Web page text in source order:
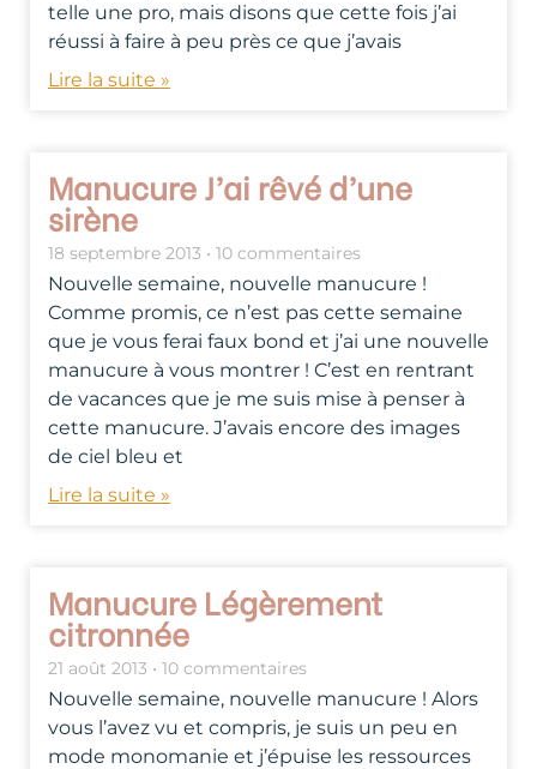
telle une pro, mais disons que cette fois j’ai
réussi à faire à peu près ce que j’avais
Lire la suite »
Manucure J’ai rêvé d’une
sirène
18 septembre 2013 10 commentaires
Nouvelle semaine, nouvelle manucure !
Comme promis, ce n’est pas cette semaine
que je vous ferai faux bond et j’ai une nouvelle
manucure à vous montrer ! C’est en rentrant
de vacances que je me suis mise à penser à
cette manucure. J’avais encore des images
de ciel bleu et
Lire la suite »
Manucure Légèrement
citronnée
21 août 2013 10 commentaires
Nouvelle semaine, nouvelle manucure ! Alors
vous l’avez vu et compris, je suis un peu en
mode monomanie et j’épuise les ressources